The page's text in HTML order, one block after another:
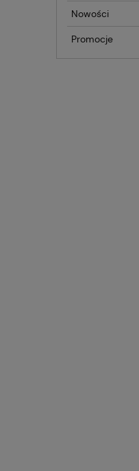
Nowości
Promocje